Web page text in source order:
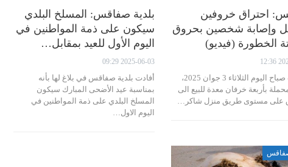
احتراق خروفين
وإصابة شخصين بحروق
الخطورة (فيديو)
تعرضت صباح اليوم الثلاثاء 3 جوان 2025،
بأربعة خرفان معدة للبيع الى
على مستوى طريق منزل شاكر…
بلدية صفاقس: المسلخ البلدي
سيكون على ذمة المواطنين في
اليوم الأول للعيد بمقابل…
2025-06-03 09:29
أفادت بلدية صفاقس في بلاغ لها بأنه
بمناسبة عيد الأضحى المبارك سيكون
المسلخ البلدي على ذمة المواطنين في
اليوم الاول…
صفاقس